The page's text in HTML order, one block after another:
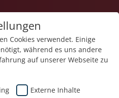
Pflege
Cookies verwendet. Einige
während es uns andere
auf unserer Webseite zu
Externe Inhalte